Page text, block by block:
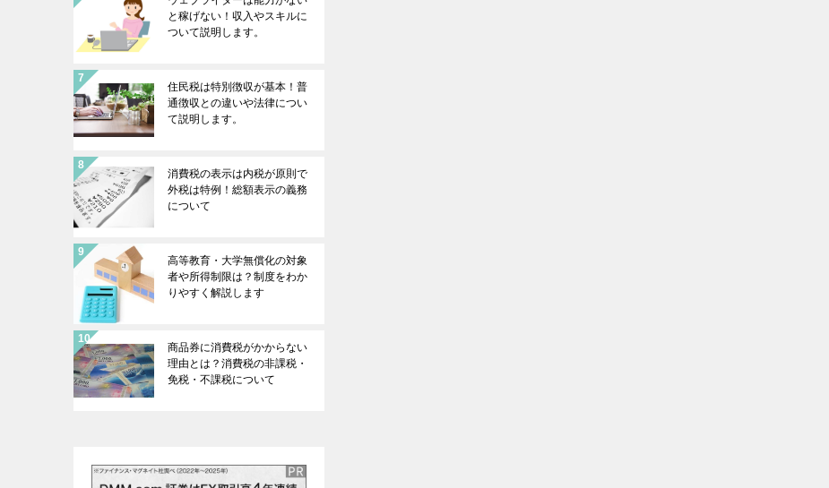
と稼げない！収入やスキルに
ついて説明します。
住民税は特別徴収が基本！普
通徴収との違いや法律につい
て説明します。
消費税の表示は内税が原則で
外税は特例！総額表示の義務
について
高等教育・大学無償化の対象
者や所得制限は？制度をわか
りやすく解説します
商品券に消費税がかからない
理由とは？消費税の非課税・
免税・不課税について